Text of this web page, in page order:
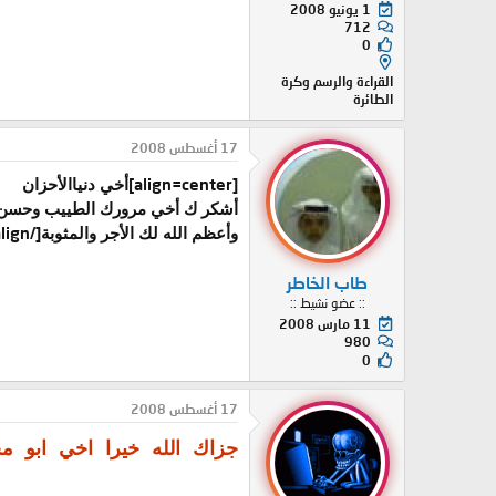
1 يونيو 2008
712
0
القراءة والرسم وكرة
الطائرة
طاب الخاطر
:: عضو نشيط ::
11 مارس 2008
980
0
17 أغسطس 2008
[align=center]
أخي دنياالأحزان
أشكر ك أخي مرورك الطييب وحسن
وأعظم الله لك الأجر والمثوبة[/align]
17 أغسطس 2008
جزاك الله خيرا اخي ابو